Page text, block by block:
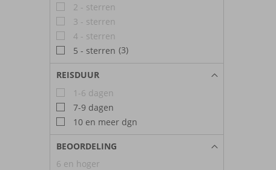
2 - sterren
3 - sterren
4 - sterren
5 - sterren (3)
REISDUUR
1-6 dagen
7-9 dagen
10 en meer dgn
BEOORDELING
6 en hoger